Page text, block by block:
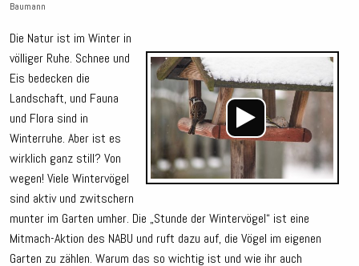
Baumann
Die Natur ist im Winter in
völliger Ruhe. Schnee und
Eis bedecken die
Landschaft, und Fauna
und Flora sind in
Winterruhe. Aber ist es
wirklich ganz still? Von
wegen! Viele Wintervögel
sind aktiv und zwitschern
munter im Garten umher. Die „Stunde der Wintervögel“ ist eine
Mitmach-Aktion des NABU und ruft dazu auf, die Vögel im eigenen
Garten zu zählen. Warum das so wichtig ist und wie ihr auch